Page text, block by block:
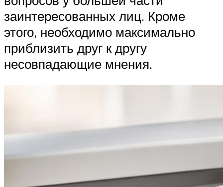
заинтересованных лиц. Кроме
этого, необходимо максимально
приблизить друг к другу
несовпадающие мнения.